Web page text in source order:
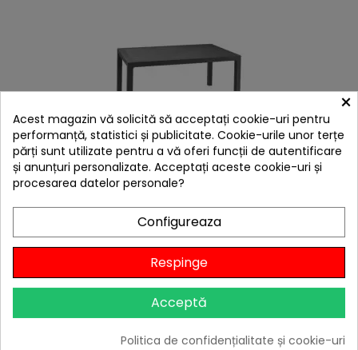
Masa graphite Keter Melody
Preț
755,49 lei
 Stoc furnizor
Adaugă în Coș
-9%
×
Acest magazin vă solicită să acceptați cookie-uri pentru
performanță, statistici și publicitate. Cookie-urile unor terțe
părți sunt utilizate pentru a vă oferi funcții de autentificare
și anunțuri personalizate. Acceptați aceste cookie-uri și
procesarea datelor personale?
Configureaza
Respinge
Acceptă
Politica de confidențialitate și cookie-uri
E